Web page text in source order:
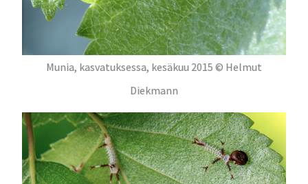
Munia, kasvatuksessa, kesäkuu 2015 © Helmut
Diekmann